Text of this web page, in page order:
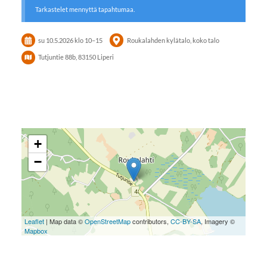
Tarkastelet mennyttä tapahtumaa.
su 10.5.2026klo 10–15 Roukalahden kylätalo, koko talo
Tutjuntie 88b, 83150 Liperi
+
−
Leaflet| Map data ©OpenStreetMapcontributors, CC-BY-SA, Imagery ©
Mapbox